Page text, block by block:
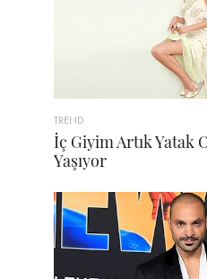
TREND
İç Giyim Artık Yatak
Yaşıyor